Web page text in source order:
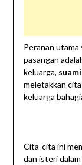
Peranan utama
pasangan
keluarga,
meletakkan
keluarga
Cita-cita ini
dan isteri